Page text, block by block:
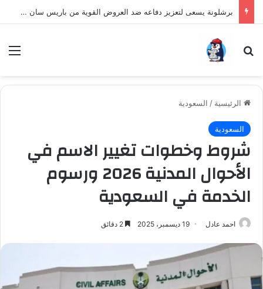
برشلونة يسعى لتعزيز دفاعه ضد العروض القوية من باريس سان جيرمان لنجم الأرجنتين
بحث عن
الرئيسية / السعودية
السعودية
شروط وخطوات تغيير الاسم في
الأحوال المدنية 2026 ورسوم
الخدمة في السعودية
احمد عادل 19 ديسمبر، 2025